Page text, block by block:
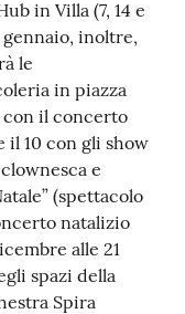
in Villa (7, 14 e
gennaio, inoltre,
le
in piazza
con il concerto
il 10 con gli show
e
(spettacolo
natalizio
alle 21
spazi della
Spira